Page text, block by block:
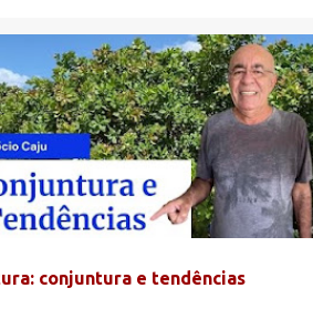
conjuntura e tendências
CAJU CONJUNTURA INTERNACIONAL
NACIONAL VITOR OLIVEIRA